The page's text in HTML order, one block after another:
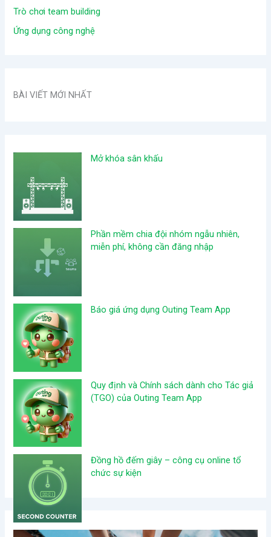
Trò chơi team building
Ứng dụng công nghệ
BÀI VIẾT MỚI NHẤT
Mở khóa sân khấu
Phần mềm chia đội nhóm ngẫu nhiên,
miễn phí, không cần đăng nhập
Báo giá ứng dụng Outing Team App
Quy định và Chính sách dành cho Tác giả
(TGO) của Outing Team App
Đồng hồ đếm giây – công cụ online tổ
chức sự kiện